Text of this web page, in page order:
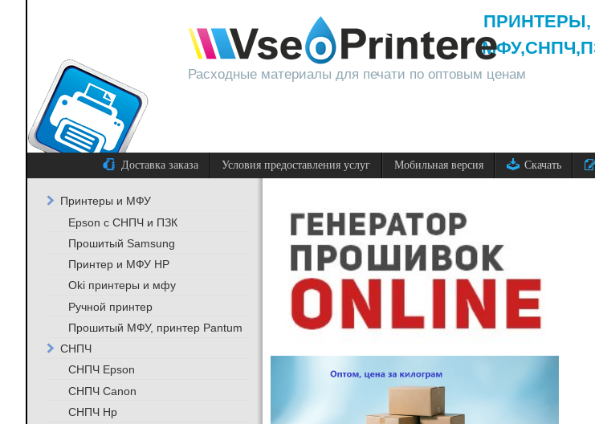
Расходные материалы для печати по оптовым ценам
ПРИНТЕРЫ,
МФУ,СНПЧ,
Доставка заказа Условия предоставления услуг Мобильная версия Скачать
Принтеры и МФУ
Epson с СНПЧ и ПЗК
Прошитый Samsung
Принтер и МФУ HP
Oki принтеры и мфу
Ручной принтер
Прошитый МФУ, принтер Pantum
СНПЧ
СНПЧ Epson
СНПЧ Canon
СНПЧ Hp